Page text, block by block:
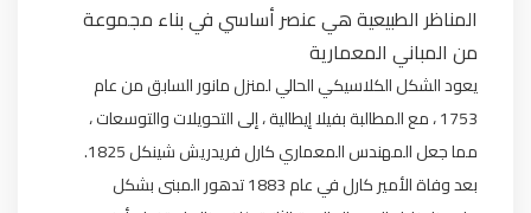
المناظر الطبيعية هي عنصر أساسي في بناء مجموعة
من المباني المعمارية
يعود الشكل الكلاسيكي الحالي لمنزل مانور السابق من عام
1753 ، مع المطالبة بفيلا إيطالية ، إلى التحويلات والتوسعات ،
مما جعل المهندس المعماري كارل فريدريش شينكل 1825.
بعد وفاة الأمير كارل في عام 1883 تدهور المبنى بشكل